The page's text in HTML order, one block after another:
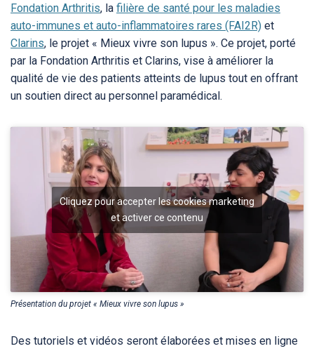
Fondation Arthritis, la filière de santé pour les maladies
auto-immunes et auto-inflammatoires rares (FAI2R) et
Clarins, le projet « Mieux vivre son lupus ». Ce projet, porté
par la Fondation Arthritis et Clarins, vise à améliorer la
qualité de vie des patients atteints de lupus tout en offrant
un soutien direct au personnel paramédical.
Cliquez pour accepter les cookies marketing
et activer ce contenu
Présentation du projet « Mieux vivre son lupus »
Des tutoriels et vidéos seront élaborées et mises en ligne